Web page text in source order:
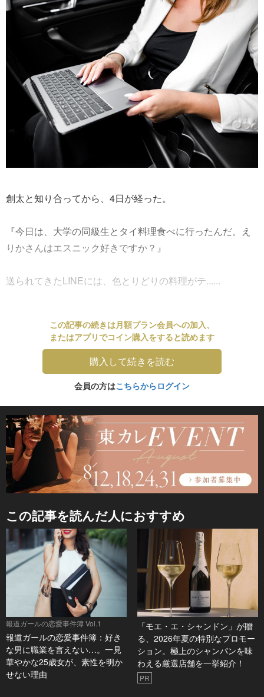
創太と知り合ってから、4日が経った。
『今日は、大学の同級生とタイ料理食べに行ったんだ。え
りかさんはエスニック好きですか？』
送られてきたLINEには、色とりどりの料理がテ......
この記事の続きは月額プラン会員への加入、
またはアプリでコイン購入をすると読めます
購入して続きを読む
会員の方はこちらからログイン
この記事を読んだ人におすすめ
報道ガールの恋愛事件簿 Vol.1
報道ガールの恋愛事件簿：好き
な男に職業を言えない…。一見
華やかな25歳女が、素性を明か
せない理由
「モエ・エ・シャンドン」が贈
る、2026年夏の特別なプロモー
ション。極上のシャンパンを味
わえる厳選店舗を一挙紹介！
PR